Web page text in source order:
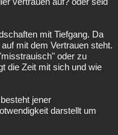
mit Tiefgang. Da
mit dem Vertrauen steht.
oder zu
die Zeit mit sich und wie
jener
darstellt um